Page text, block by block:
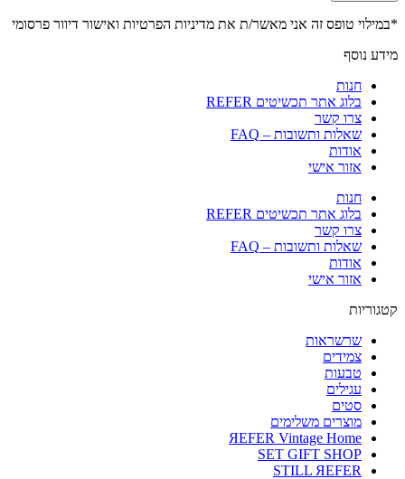
*במילוי טופס זה אני מאשר/ת את מדיניות הפרטיות ואישור דיוור פרסומי
מידע נוסף
חנות
בלוג אתר תכשיטים REFER
צרו קשר
שאלות ותשובות – FAQ
אודות
אזור אישי
חנות
בלוג אתר תכשיטים REFER
צרו קשר
שאלות ותשובות – FAQ
אודות
אזור אישי
קטגוריות
שרשראות
צמידים
טבעות
עגילים
סטים
מוצרים משלימים
ЯEFER Vintage Home
SET GIFT SHOP
STILL ЯEFER